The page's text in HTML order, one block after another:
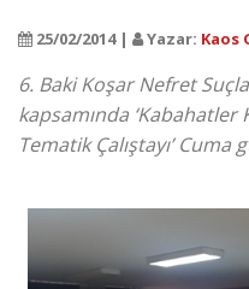
25/02/2014 | Yazar: Kaos
6. Baki Koşar Nefret
kapsamında
Tematik Çalıştayı’ Cuma